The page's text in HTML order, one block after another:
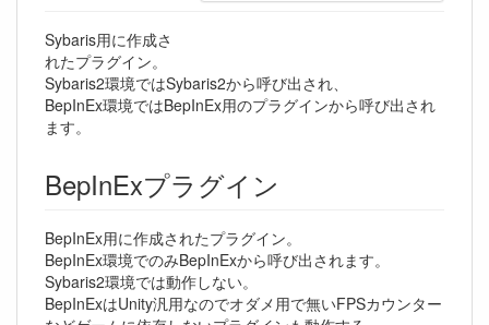
Sybaris用に作成さ
れたプラグイン。
Sybaris2環境ではSybaris2から呼び出され、
BepInEx環境ではBepInEx用のプラグインから呼び出され
ます。
BepInExプラグイン
BepInEx用に作成されたプラグイン。
BepInEx環境でのみBepInExから呼び出されます。
Sybaris2環境では動作しない。
BepInExはUnity汎用なのでオダメ用で無いFPSカウンター